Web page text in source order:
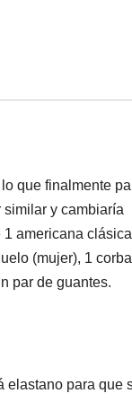
que finalmente
similar y cambiaría
americana
(mujer), 1
par de guantes.
elastano para que